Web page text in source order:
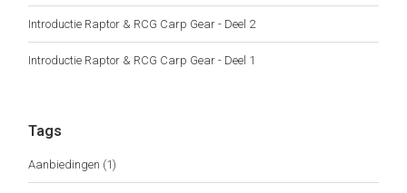
Introductie Raptor & RCG Carp Gear - Deel 2
Introductie Raptor & RCG Carp Gear - Deel 1
Tags
Aanbiedingen (1)